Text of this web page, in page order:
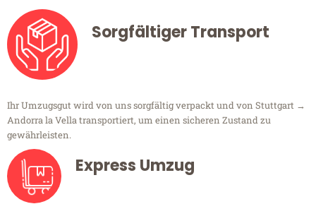
Sorgfältiger Transport
Ihr Umzugsgut wird von uns sorgfältig verpackt und von Stuttgart →
Andorra la Vella transportiert, um einen sicheren Zustand zu
gewährleisten.
Express Umzug